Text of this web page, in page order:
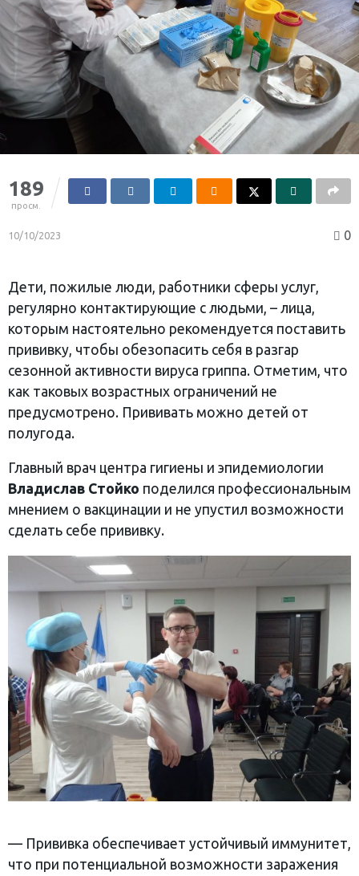
189
просм.
10/10/2023 0
Дети, пожилые люди, работники сферы услуг,
регулярно контактирующие с людьми, – лица,
которым настоятельно рекомендуется поставить
прививку, чтобы обезопасить себя в разгар
сезонной активности вируса гриппа. Отметим, что
как таковых возрастных ограничений не
предусмотрено. Прививать можно детей от
полугода.
Главный врач центра гигиены и эпидемиологии
Владислав Стойко поделился профессиональным
мнением о вакцинации и не упустил возможности
сделать себе прививку.
— Прививка обеспечивает устойчивый иммунитет,
что при потенциальной возможности заражения